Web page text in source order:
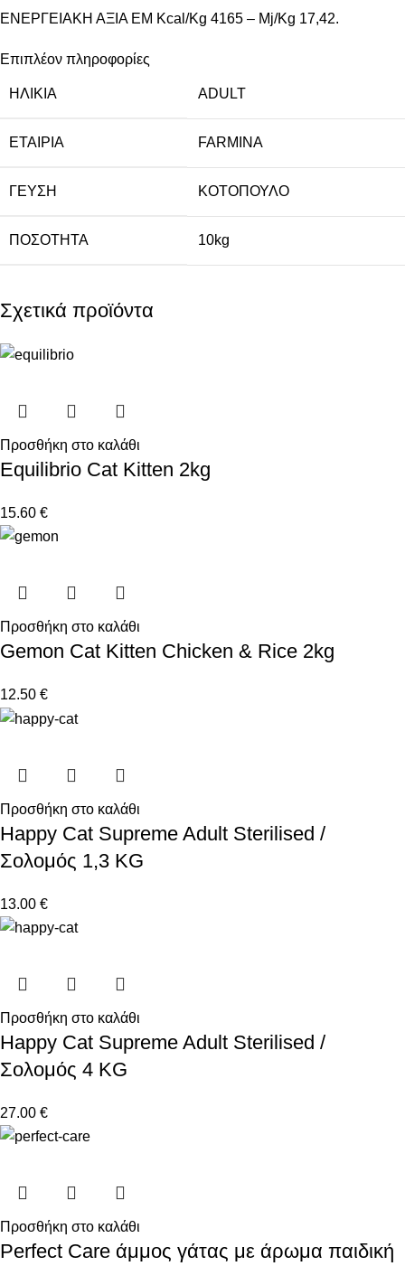
ΕΝΕΡΓΕΙΑΚΗ ΑΞΙΑ EM Kcal/Kg 4165 – Mj/Kg 17,42.
Επιπλέον πληροφορίες
ΗΛΙΚΙΑ ADULT
ΕΤΑΙΡΙΑ FARMINA
ΓΕΥΣΗ ΚΟΤΟΠΟΥΛΟ
ΠΟΣΟΤΗΤΑ 10kg
Σχετικά προϊόντα
Προσθήκη στο καλάθι
Equilibrio Cat Kitten 2kg
15.60 €
Προσθήκη στο καλάθι
Gemon Cat Kitten Chicken & Rice 2kg
12.50 €
Προσθήκη στο καλάθι
Happy Cat Supreme Adult Sterilised /
Σολομός 1,3 KG
13.00 €
Προσθήκη στο καλάθι
Happy Cat Supreme Adult Sterilised /
Σολομός 4 KG
27.00 €
Προσθήκη στο καλάθι
Perfect Care άμμος γάτας με άρωμα παιδική